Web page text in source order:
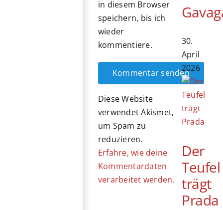
in diesem Browser
speichern, bis ich
wieder
kommentiere.
Diese Website
verwendet Akismet,
um Spam zu
reduzieren.
Erfahre, wie deine
Kommentardaten
verarbeitet werden.
30.
April
2026
Der
Teufel
trägt
Prada